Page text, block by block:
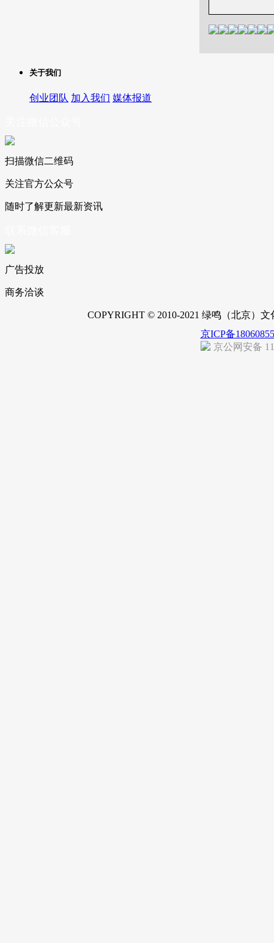
关于我们
创业团队 加入我们 媒体报道
扫描微信二维码
关注官方公众号
随时了解更新最新资讯
广告投放
商务洽谈
COPYRIGHT © 2010-2021 绿鸣（北京）
京ICP备
京公网安备